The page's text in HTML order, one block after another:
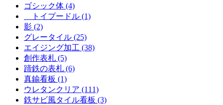
ゴシック体 (4)
トイプードル (1)
影 (2)
グレータイル (25)
エイジング加工 (38)
創作表札 (5)
蹄鉄の表札 (6)
真鍮看板 (1)
ウレタンクリア (111)
鉄サビ風タイル看板 (3)